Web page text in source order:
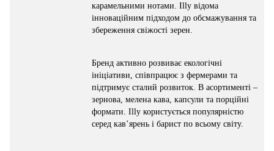
карамельними нотами. Illy відома
інноваційним підходом до обсмажування та
збереження свіжості зерен.
Бренд активно розвиває екологічні
ініціативи, співпрацює з фермерами та
підтримує сталий розвиток. В асортименті –
зернова, мелена кава, капсули та порційні
формати. Illy користується популярністю
серед кав’ярень і барист по всьому світу.